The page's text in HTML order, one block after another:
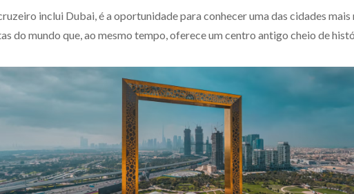
inclui Dubai, é a oportunidade para conhecer uma das cidades mais
do mundo que, ao mesmo tempo, oferece um centro antigo cheio de